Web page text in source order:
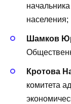
населения;
Шамков
Кротова
комитета